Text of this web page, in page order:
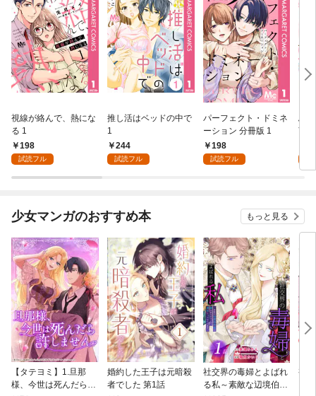
視線が絡んで、熱にな
る 1
198
試読フル
推し活はベッドの中で
1
244
試読フル
パーフェクト・ドミネ
ーション 分冊版 1
198
試読フル
ふ
言
少女マンガのおすすめ本 もっと見る
【タテヨミ】1.旦那
様、今世は死んだら許
婚約した王子は元暗殺
者でした 第1話
社交界の毒婦とよばれ
る私～素敵な辺境伯令
視